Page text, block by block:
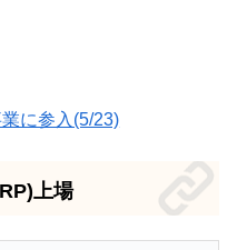
に参入(5/23)
上場